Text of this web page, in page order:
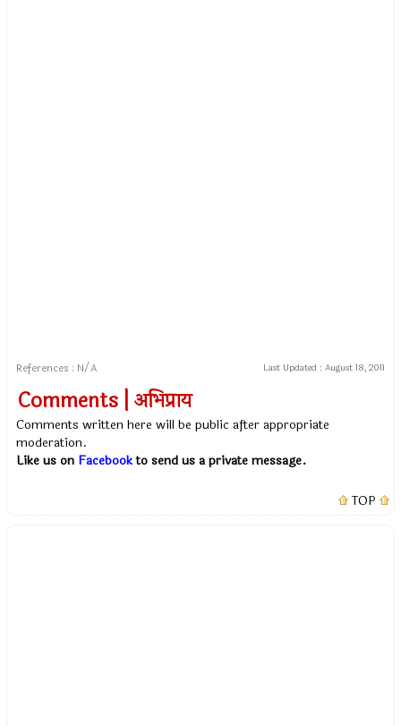
References : N/A Last Updated : August 18, 2011
Comments | अभिप्राय
Comments written here will be public after appropriate
moderation.
Like us on Facebookto send us a private message.
TOP